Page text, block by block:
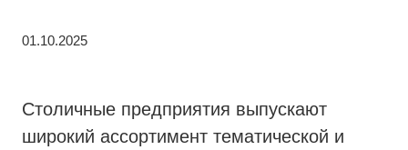
01.10.2025
Столичные предприятия выпускают
широкий ассортимент тематической и